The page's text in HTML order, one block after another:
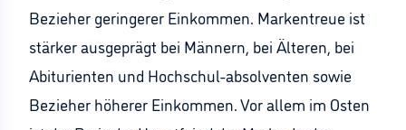
Bezieher geringerer Einkommen. Markentreue ist
stärker ausgeprägt bei Männern, bei Älteren, bei
Abiturienten und Hochschul-absolventen sowie
Bezieher höherer Einkommen. Vor allem im Osten